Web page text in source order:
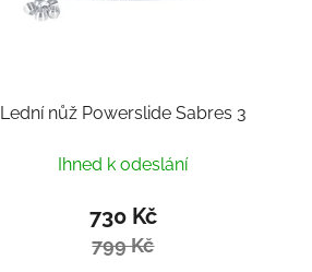
Lední nůž Powerslide Sabres 3
Ihned k odeslání
730 Kč
799 Kč